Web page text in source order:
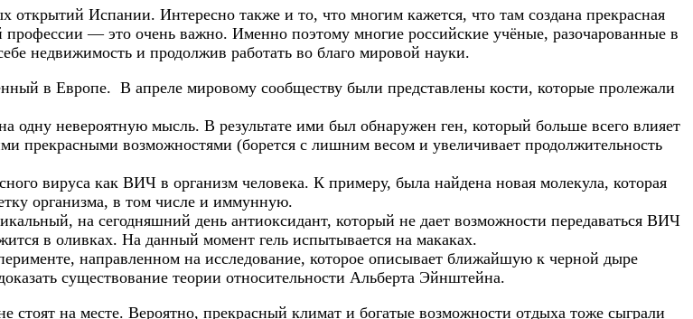
Испании. Интересно также и то, что многим кажется, что там создана прекрасная
— это очень важно. Именно поэтому многие российские учёные, разочарованные в
недвижимость и продолжив работать во благо мировой науки.
в Европе. В апреле мировому сообществу были представлены кости, которые пролежали
невероятную мысль. В результате ими был обнаружен ген, который больше всего влияет
прекрасными возможностями (борется с лишним весом и увеличивает продолжительность
вируса как ВИЧ в организм человека. К примеру, была найдена новая молекула, которая
организма, в том числе и иммунную.
на сегодняшний день антиоксидант, который не дает возможности передаваться ВИЧ
в оливках. На данный момент гель испытывается на макаках.
направленном на исследование, которое описывает ближайшую к черной дыре
существование теории относительности Альберта Эйнштейна.
стоят на месте. Вероятно, прекрасный климат и богатые возможности отдыха тоже сыграли